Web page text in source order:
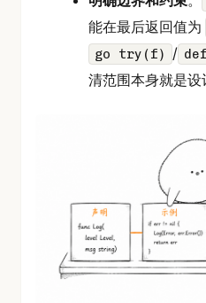
能在最后返回值为
go try(f) /
清范围本身就是设